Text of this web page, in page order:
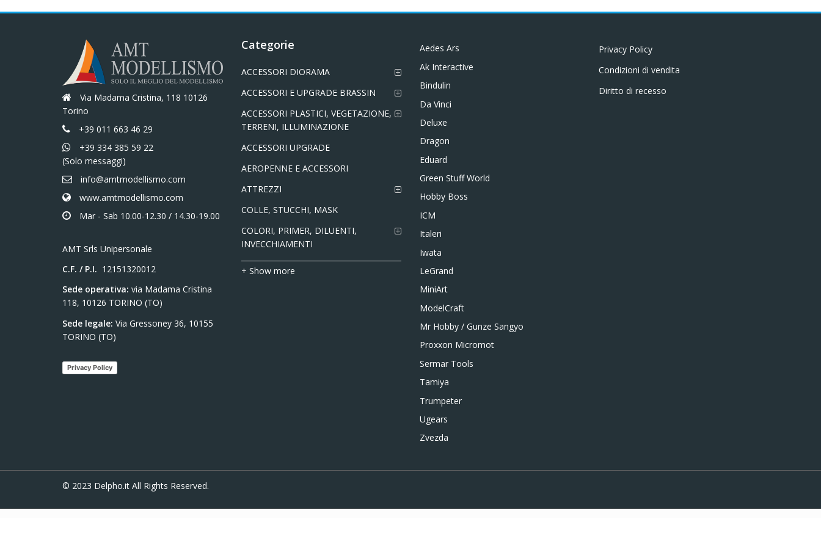
Via Madama Cristina, 118 10126
Torino
+39 011 663 46 29
+39 334 385 59 22
(Solo messaggi)
info@amtmodellismo.com
www.amtmodellismo.com
Mar - Sab 10.00-12.30 / 14.30-19.00
AMT Srls Unipersonale
C.F. / P.I. 12151320012
Sede operativa: via Madama Cristina
118, 10126 TORINO (TO)
Sede legale: Via Gressoney 36, 10155
TORINO (TO)
Privacy Policy
Categorie
ACCESSORI DIORAMA
ACCESSORI E UPGRADE BRASSIN
ACCESSORI PLASTICI, VEGETAZIONE,
TERRENI, ILLUMINAZIONE
ACCESSORI UPGRADE
AEROPENNE E ACCESSORI
ATTREZZI
COLLE, STUCCHI, MASK
COLORI, PRIMER, DILUENTI,
INVECCHIAMENTI
+ Show more
Aedes Ars
Ak Interactive
Bindulin
Da Vinci
Deluxe
Dragon
Eduard
Green Stuff World
Hobby Boss
ICM
Italeri
Iwata
LeGrand
MiniArt
ModelCraft
Mr Hobby / Gunze Sangyo
Proxxon Micromot
Sermar Tools
Tamiya
Trumpeter
Ugears
Zvezda
Privacy Policy
Condizioni di vendita
Diritto di recesso
© 2023 Delpho.it All Rights Reserved.